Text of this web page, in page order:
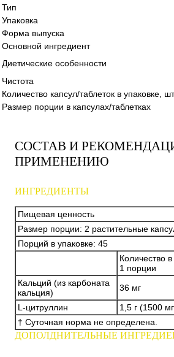
Тип
Упаковка
Форма выпуска
Основной ингредиент
Диетические особенности
Чистота
Количество капсул/таблеток в упаковке,
Размер порции в капсулах/таблетках
СОСТАВ И
ПРИМЕНЕНИЮ
ИНГРЕДИЕНТЫ
Пищевая ценность
Размер порции: 2 растительные
Порций в упаковке: 45
Количество в
1 порции
Кальций (из карбоната
кальция)
36 мг
L-цитруллин
1,5 г (1500
† Суточная норма не определена.
ДОПОЛДНИТЕЛЬНЫЕ